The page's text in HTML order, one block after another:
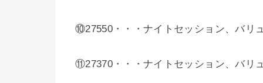
⑩27550・・・ナイトセッション、バリ
⑪27370・・・ナイトセッション、バリ